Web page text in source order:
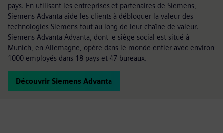
pays. En utilisant les entreprises et partenaires de Siemens,
Siemens Advanta aide les clients à débloquer la valeur des
technologies Siemens tout au long de leur chaîne de valeur.
Siemens Advanta Advanta, dont le siège social est situé à
Munich, en Allemagne, opère dans le monde entier avec environ
1000 employés dans 18 pays et 47 bureaux.
Découvrir Siemens Advanta